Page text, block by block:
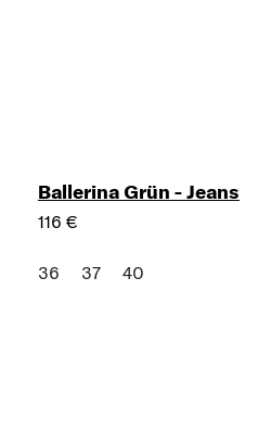
Ballerina Grün - Jeans
116 €
36 37 40